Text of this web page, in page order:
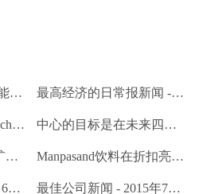
令人失望的增长！可能在下面的估计值为2.7％ 最高经济的日常报新闻 - 2015年7月9日
CCEA批准建立Agritech基础设施基金;卢比的分配预算。200亿卢比 中心的目标是在未来四个月内创建一个包含8000万农民的数据库
GAIL进军制氢领域 扩大其可再生能源产品组合 Manpasand饮料在折扣亮相时交易
Goldstone Infra Rallies 6％;计划出售聚合物绝缘人司 最佳公司新闻 - 2015年7月8日